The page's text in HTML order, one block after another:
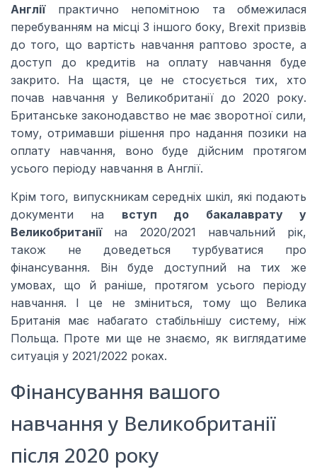
Англіїпрактично непомітною та обмежилася
перебуванням на місці З іншого боку, Brexit призвів
до того, що вартість навчання раптово зросте, а
доступ до кредитів на оплату навчання буде
закрито. На щастя, це не стосується тих, хто
почав навчання у Великобританії до 2020 року.
Британське законодавство не має зворотної сили,
тому, отримавши рішення про надання позики на
оплату навчання, воно буде дійсним протягом
усього періоду навчання в Англії.
Крім того, випускникам середніх шкіл, які подають
документи на вступ до бакалаврату у
Великобританіїна 2020/2021 навчальний рік,
також не доведеться турбуватися про
фінансування. Він буде доступний на тих же
умовах, що й раніше, протягом усього періоду
навчання. І це не зміниться, тому що Велика
Британія має набагато стабільнішу систему, ніж
Польща. Проте ми ще не знаємо, як виглядатиме
ситуація у 2021/2022 роках.
Фінансування вашого
навчання у Великобританії
після 2020 року